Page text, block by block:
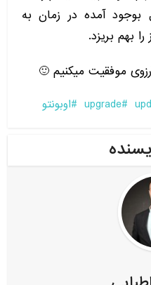
آمده در زمان به
بهم بریزد.
موفقیت میکنیم 🙂
upgrade اوبونتو